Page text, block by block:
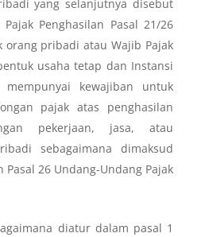
yang selanjutnya disebut
Penghasilan Pasal 21/26
orang pribadi atau Wajib Pajak
usaha tetap dan Instansi
mempunyai kewajiban untuk
pajak atas penghasilan
pekerjaan, jasa, atau
sebagaimana dimaksud
Pasal 26 Undang-Undang Pajak
diatur dalam pasal 1